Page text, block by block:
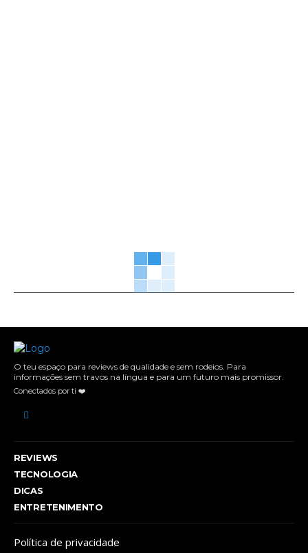
O teu espaço para reviews de qualidade e sem rodeios. Para
informações sem travos na língua e para um futuro mais promissor.
Conectados por ti ❤️
REVIEWS
TECNOLOGIA
DICAS
ENTRETENIMENTO
Política de privacidade